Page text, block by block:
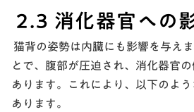
2.3 消化器官への
猫背の姿勢は内臓にも影響を与え
とで、腹部が圧迫され、消化器官
あります。これにより、以下のよ
あります。